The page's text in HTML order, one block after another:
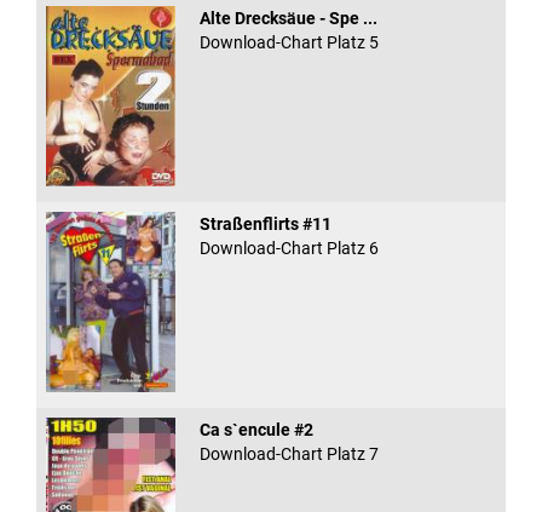
Alte Drecksäue - Spe ...
Download-Chart Platz 5
Straßenflirts #11
Download-Chart Platz 6
Ca s`encule #2
Download-Chart Platz 7